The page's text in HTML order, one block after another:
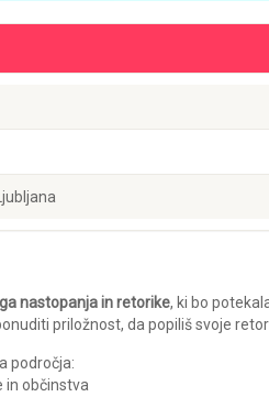
nastopanja in retorike, ki bo
priložnost, da popiliš svoje
področja:
in občinstva